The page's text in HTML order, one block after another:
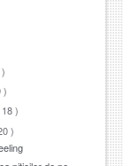
)
)
)